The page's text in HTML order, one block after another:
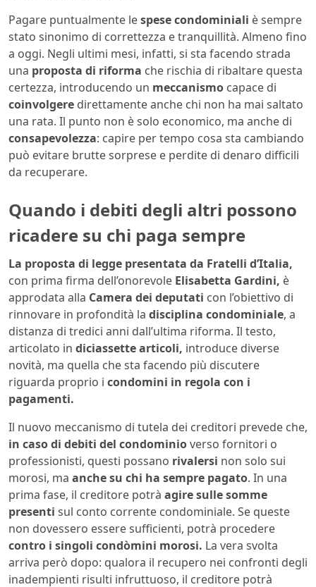
Pagare puntualmente lespese condominiali è sempre
stato sinonimo di correttezza e tranquillità. Almeno fino
a oggi. Negli ultimi mesi, infatti, si sta facendo strada
una proposta di riforma che rischia di ribaltare questa
certezza, introducendo un meccanismo capace di
coinvolgere direttamente anche chi non ha mai saltato
una rata. Il punto non è solo economico, ma anche di
consapevolezza: capire per tempo cosa sta cambiando
può evitare brutte sorprese e perdite di denaro difficili
da recuperare.
Quando i debiti degli altri possono
ricadere su chi paga sempre
La proposta di legge presentata da Fratelli d’Italia,
con prima firma dell’onorevole Elisabetta Gardini, è
approdata alla Camera dei deputati con l’obiettivo di
rinnovare in profondità la disciplina condominiale, a
distanza di tredici anni dall’ultima riforma. Il testo,
articolato in diciassette articoli, introduce diverse
novità, ma quella che sta facendo più discutere
riguarda proprio i condomini in regola con i
pagamenti.
Il nuovo meccanismo di tutela dei creditori prevede che,
in caso di debiti del condominioverso fornitori o
professionisti, questi possano rivalersi non solo sui
morosi, ma anche su chi ha sempre pagato. In una
prima fase, il creditore potrà agire sulle somme
presenti sul conto corrente condominiale. Se queste
non dovessero essere sufficienti, potrà procedere
contro i singoli condòmini morosi. La vera svolta
arriva però dopo: qualora il recupero nei confronti degli
inadempienti risulti infruttuoso, il creditore potrà